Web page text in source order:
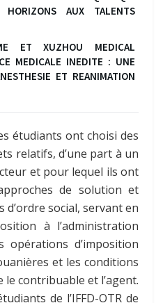
HORIZONS AUX TALENTS
ET XUZHOU MEDICAL
MEDICALE INEDITE : UNE
ET REANIMATION
étudiants ont choisi des
relatifs, d’une part à un
et pour lequel ils ont
de solution et
d’ordre social, servant en
à l’administration
opérations d’imposition
et les conditions
contribuable et l’agent.
de l’IFFD-OTR de